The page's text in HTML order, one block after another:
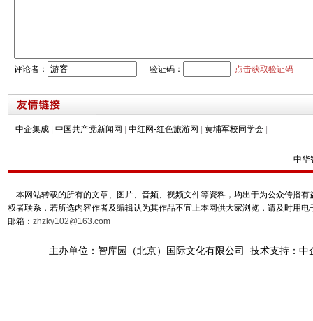
评论者： 验证码： 点击获取验证码
中企集成 中国共产党新闻网 中红网-红色旅游网 黄埔军校同学会
中华
本网站转载的所有的文章、图片、音频、视频文件等资料，均出于为公众传播
权者联系，若所选内容作者及编辑认为其作品不宜上本网供大家浏览，请及时用
邮箱： zhzky102@163.com
主办单位：智库园（北京）国际文化有限公司 技术支持：